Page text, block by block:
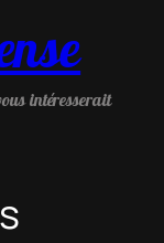
intéresserait